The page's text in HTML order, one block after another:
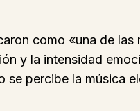
como «una de las
y la intensidad
se percibe la música